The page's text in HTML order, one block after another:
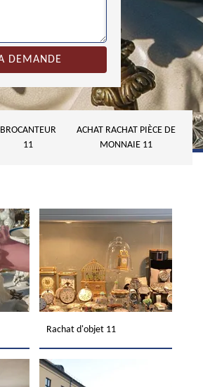
BROCANTEUR
11
ACHAT RACHAT PIÈCE DE
MONNAIE 11
Rachat d'objet 11